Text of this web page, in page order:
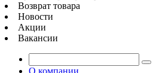
Возврат товара
Новости
Акции
Вакансии
О компании